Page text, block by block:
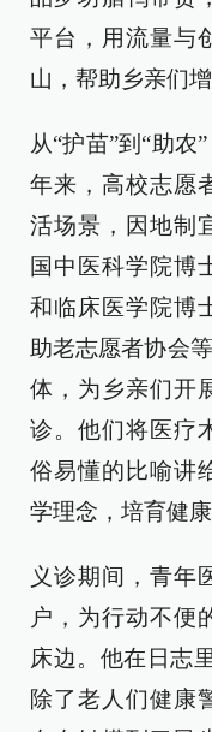
平台，用流量与
山，帮助乡亲们增
从“护苗”到“助农
年来，高校志愿
活场景，因地制
国中医科学院博
和临床医学院博
助老志愿者协会
体，为乡亲们开
诊。他们将医疗
俗易懂的比喻讲
学理念，培育健康
义诊期间，青年
户，为行动不便
床边。他在日志
除了老人们健康